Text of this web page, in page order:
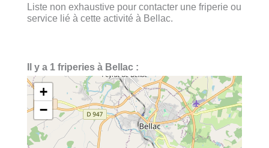
Liste non exhaustive pour contacter une friperie ou
service lié à cette activité à Bellac.
Il y a 1 friperies à Bellac :
+
−